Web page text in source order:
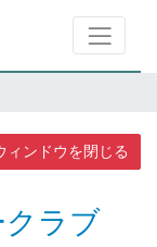
ィンドウを閉じる
ラブ